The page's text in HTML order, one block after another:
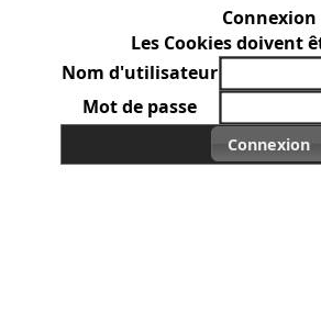
Connexion
Les Cookies doivent
Nom d'utilisateur
Mot de passe